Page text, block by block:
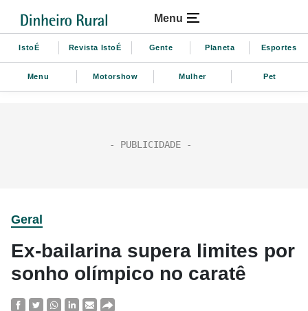
Menu
IstoÉ Revista IstoÉ Gente Planeta Esportes
Menu Motorshow Mulher Pet
Geral
Ex-bailarina supera limites por
sonho olímpico no caratê